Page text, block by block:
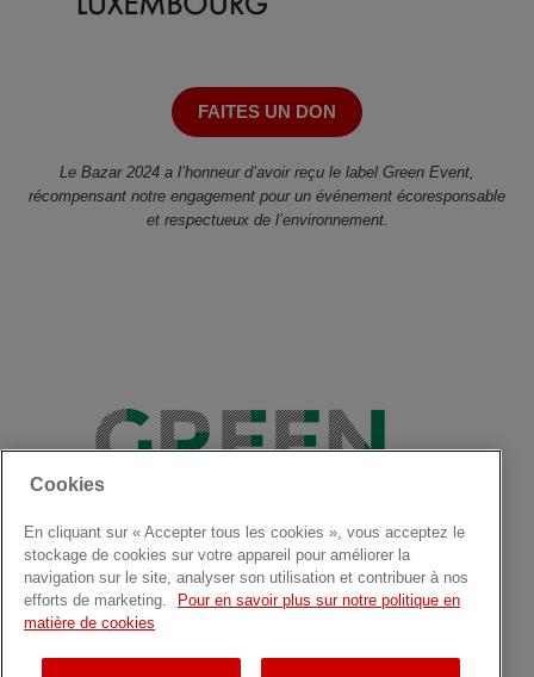
FAITES UN DON
Le Bazar 2024 a l’honneur d’avoir reçu le label Green Event,
récompensant notre engagement pour un événement écoresponsable
et respectueux de l’environnement.
Cookies
En cliquant sur « Accepter tous les cookies », vous acceptez le
stockage de cookies sur votre appareil pour améliorer la
navigation sur le site, analyser son utilisation et contribuer à nos
efforts de marketing.
Pour en savoir plus sur notre politique en
matière de cookies